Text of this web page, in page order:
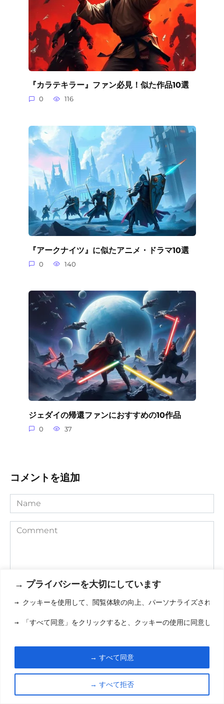
→ プライバシーを大切にしています
→ クッキーを使用して、閲覧体験の向上、パーソナライズされた
→ 「すべて同意」をクリックすると、クッキーの使用に同意した
→ すべて拒否
→ すべて同意
『カラテキラー』ファン必見！似た作品10選
0 116
『アークナイツ』に似たアニメ・ドラマ10選
0 140
ジェダイの帰還ファンにおすすめの10作品
0 37
コメントを追加
Name
Comment
next time I comment.